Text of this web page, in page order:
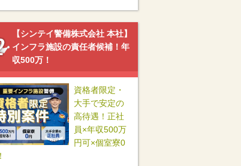
【シンテイ警備株式会社 本社】
インフラ施設の責任者候補！年
収500万！
資格者限定・
大手で安定の
高待遇！正社
員×年収500万
円可×個室寮0